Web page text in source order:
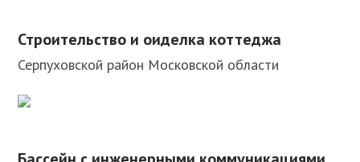
Строительство и оиделка коттеджа
Серпуховской район Московской области